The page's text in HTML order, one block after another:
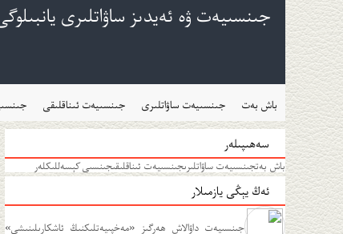
جىنسىيەت ۋە ئەيدىز ساۋاتلىرى
باش بەت جىنسىيەت ساۋاتلىرى جىنسىيەت ئىناقلىقى
سەھىپىلەر
باش بەتجىنسىيەت ساۋاتلىرىجىنسىيەت ئىناقلىقىجىنسىي كېسەللىكلەر
ئەڭ يېڭى يازمىلار
جىنسىيەت داۋالاش ھەرگىز «مەخپىيەتلىكنىڭ ئاشكارىلىنىشى»